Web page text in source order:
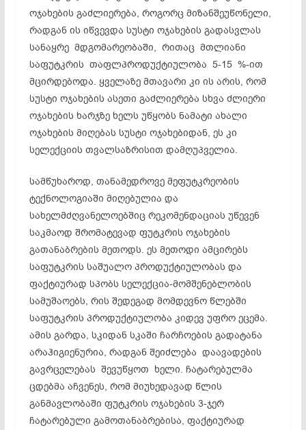
ოჯახების გაძლიერება, როგორც მიზანშეუწონელი,
რადგან ის იწვევდა სუსტი ოჯახების გადასვლას
სანაყრე მდგომარეობაში, რითაც მთლიანი
საფუტკრის თაფლპროდუქტიულობა 5-15 %-ით
მცირდებოდა. ყველაზე მთავარი კი ის არის, რომ
სუსტი ოჯახების ასეთი გაძლიერება სხვა ძლიერი
ოჯახების ხარჯზე ხელს უწყობს ნამატი ახალი
ოჯახების მიღებას სუსტი ოჯახებიდან, ეს კი
სელექციის თვალსაზრისით დამღუპველია.
სამწუხაროდ, თანამედროვე მეფუტკრეობის
ტექნოლოგიაში მიღებულია და
სახელმძღვანელოებშიც რეკომენდაციას უწევენ
საკმაოდ შრომატევად ფუტკრის ოჯახების
გათანაბრების მეთოდს. ეს მეთოდი ამცირებს
საფუტკრის საშუალო პროდუქტიულობას და
ფაქტიურად სპობს სელექცია-მომშენებლობის
სამუშაოებს, რის შედეგად მომდევნო წლებში
საფუტკრის პროდუქტიულობა კიდევ უფრო ეცემა.
ამის გარდა, სკიდან სკაში ჩარჩოების გადატანა
არაჰიგიენურია, რადგან შეიძლება დაავადების
გავრცელებას შევუწყოთ ხელი. ჩატარებულმა
ცდებმა აჩვენეს, რომ მიუხედავად წლის
განმავლობაში ფუტკრის ოჯახების 3-ჯერ
ჩატარებული გამოთანაბრებისა, ფაქტიურად